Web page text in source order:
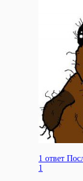
1 ответ
1